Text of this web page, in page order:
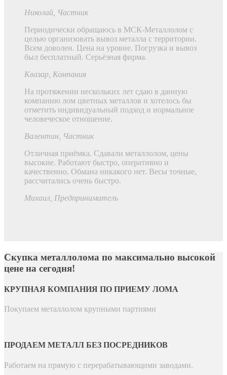
Николай , Частник
Периодически обращаюсь в МСК-Металлолом с
целью организовать вывоз металла с территории.
Всем доволен. Цена на уровне. Погрузка и вывоз
был бесплатный. Серьёзная фирма.
Квазар , Компания
На протяжении нескольких лет сдаю в данную
компанию лом цветных металлов и хотелось бы
отметить индивидуальный подход и нормальное
человеческое отношение.
Валентин , Частник
Отличная приёмка. Сдавали металлолом, цены
высокие. Работают быстро, оперативно и
качественно. Обмана никакого нет. Весы точные,
рассчитались очень быстро.
Михаил , Предприниматель
Скупка металлолома по максимально высокой
цене на сегодня!
КРУПНАЯ КОМПАНИЯ ПО ПРИЕМУ ЛОМА
Покупаем металлолом крупными партиями
ПРОДАЕМ МЕТАЛЛ БЕЗ ПОСРЕДНИКОВ
Работаем на прямую с перерабатывающими заводами.